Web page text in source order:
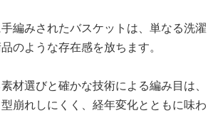
編みされたバスケットは、単なる洗濯
のような存在感を放ちます。
材選びと確かな技術による編み目は、
崩れしにくく、経年変化とともに味わ